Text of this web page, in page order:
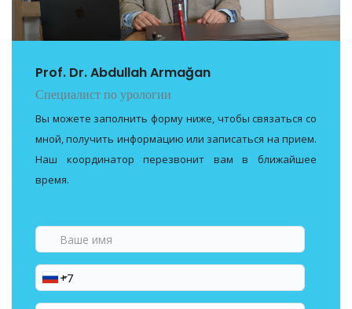
Prof. Dr. Abdullah Armağan
Специалист по урологии
Вы можете заполнить форму ниже, чтобы связаться со
мной, получить информацию или записаться на прием.
Наш координатор перезвонит вам в ближайшее
время.
Ваше
имя
Ваш
номер
телефона